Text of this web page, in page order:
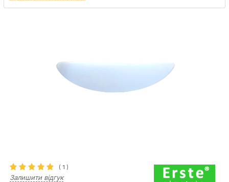
( 1 )
Залишити відгук